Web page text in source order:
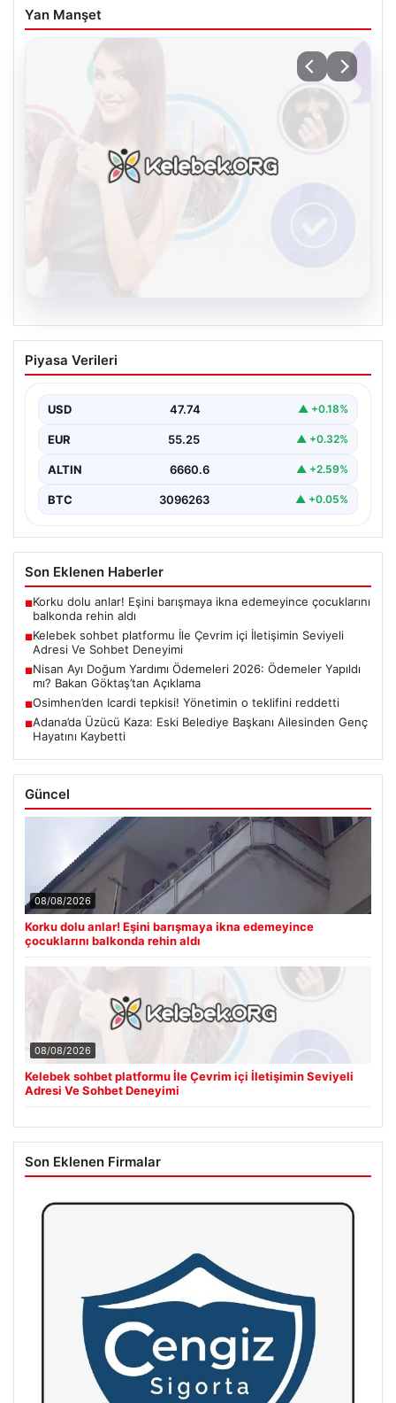
Yan Manşet
Kelebek sohbet platformu İle Çevrim içi
İletişimin Seviyeli Adresi Ve Sohbet
Sanal ortamında insanların seviyeli bir biçimde bağlantı
Halen…
Piyasa Verileri
USD 47.74 ▲ +0.18%
EUR 55.25 ▲ +0.32%
ALTIN 6660.6 ▲ +2.59%
BTC 3096263 ▲ +0.05%
Son Eklenen Haberler
■Korku dolu anlar! Eşini barışmaya ikna edemeyince çocuklarını
balkonda rehin aldı
■Kelebek sohbet platformu İle Çevrim içi İletişimin Seviyeli
Adresi Ve Sohbet Deneyimi
■Nisan Ayı Doğum Yardımı Ödemeleri 2026: Ödemeler Yapıldı
mı? Bakan Göktaş’tan Açıklama
■Osimhen’den Icardi tepkisi! Yönetimin o teklifini reddetti
■Adana’da Üzücü Kaza: Eski Belediye Başkanı Ailesinden Genç
Hayatını Kaybetti
Güncel
08/08/2026
Korku dolu anlar! Eşini barışmaya ikna edemeyince
çocuklarını balkonda rehin aldı
08/08/2026
Kelebek sohbet platformu İle Çevrim içi İletişimin Seviyeli
Adresi Ve Sohbet Deneyimi
Son Eklenen Firmalar